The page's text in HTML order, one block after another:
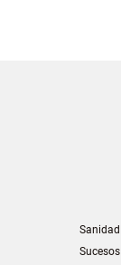
Sanidad
Sucesos